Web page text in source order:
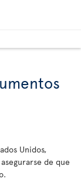
Unidos,
de que